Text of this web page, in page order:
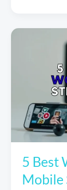
5 Best
Mobile